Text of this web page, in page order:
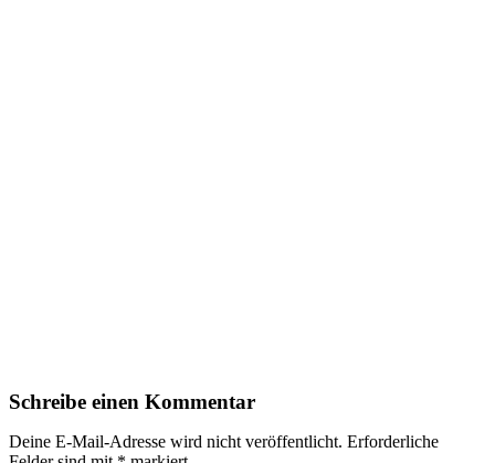
Schreibe einen Kommentar
Deine E-Mail-Adresse wird nicht veröffentlicht. Erforderliche